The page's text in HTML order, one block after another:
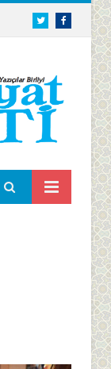
TwitterFacebook